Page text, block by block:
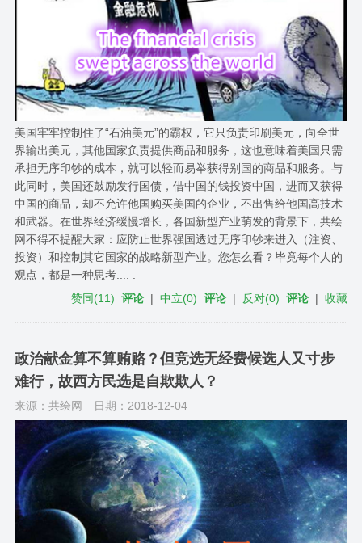
美国牢牢控制住了“石油美元”的霸权，它只负责印刷美元，向全世
界输出美元，其他国家负责提供商品和服务，这也意味着美国只需
承担无序印钞的成本，就可以轻而易举获得别国的商品和服务。与
此同时，美国还鼓励发行国债，借中国的钱投资中国，进而又获得
中国的商品，却不允许他国购买美国的企业，不出售给他国高技术
和武器。在世界经济缓慢增长，各国新型产业萌发的背景下，共绘
网不得不提醒大家：应防止世界强国透过无序印钞来进入（注资、
投资）和控制其它国家的战略新型产业。您怎么看？毕竟每个人的
观点，都是一种思考.... .
赞同(11) 评论 |中立(0) 评论 | 反对(0) 评论 |收藏
政治献金算不算贿赂？但竞选无经费候选人又寸步
难行，故西方民选是自欺欺人？
来源：共绘网 日期：2018-12-04